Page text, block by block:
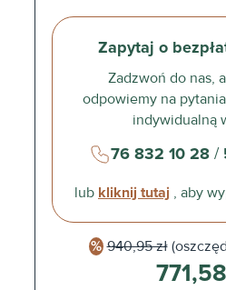
Zapytaj o
Zadzwoń do nas,
odpowiemy na
indywidualną
76 832 10 28/
lub kliknij tutaj , aby
940,95 zł